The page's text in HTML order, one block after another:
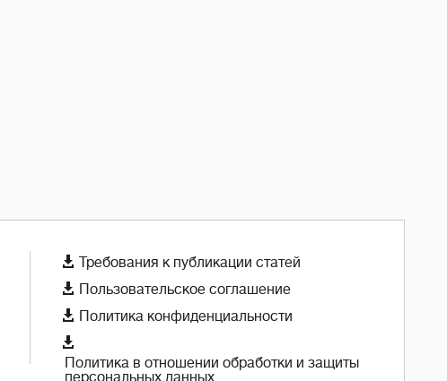
 Требования к публикации статей
 Пользовательское соглашение
 Политика конфиденциальности

Политика в отношении обработки и защиты
персональных данных